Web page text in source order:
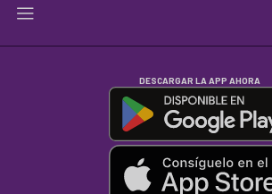
DESCARGAR LA APP AHORA